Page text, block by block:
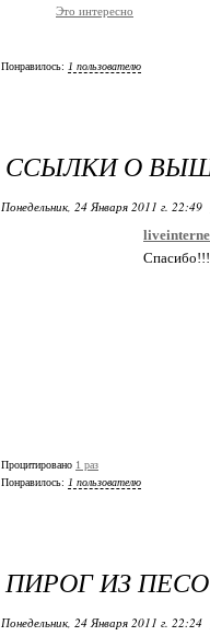
Это интересно
Понравилось: 1 пользователю
ССЫЛКИ О
Понедельник, 24 Января 2011 г. 22:49
Спасибо!!!
Процитировано 1 раз
Понравилось: 1 пользователю
ПИРОГ ИЗ
Понедельник, 24 Января 2011 г. 22:24